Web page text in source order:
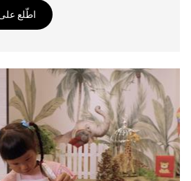
اطّلع